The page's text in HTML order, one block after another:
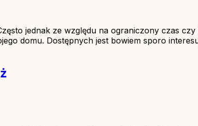
jednak ze względu na ograniczony czas
domu. Dostępnych jest bowiem sporo